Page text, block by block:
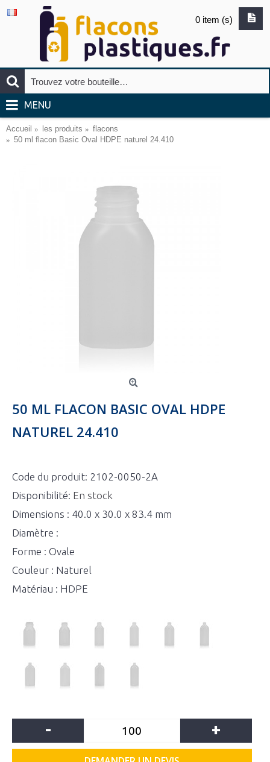
0 item (s)
MENU
Accueil les produits
flacons
50 ml flacon Basic Oval HDPE naturel 24.410
50 ML FLACON BASIC OVAL HDPE
NATUREL 24.410
Code du produit: 2102-0050-2A
Disponibilité: En stock
Dimensions : 40.0 x 30.0 x 83.4 mm
Diamètre :
Forme : Ovale
Couleur : Naturel
Matériau : HDPE
- +